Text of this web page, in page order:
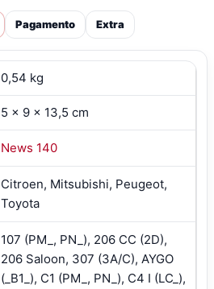
Pagamento Extra
0,54 kg
5 × 9 × 13,5 cm
News 140
Citroen, Mitsubishi, Peugeot,
Toyota
107 (PM_, PN_), 206 CC (2D),
206 Saloon, 307 (3A/C), AYGO
(_B1_), C1 (PM_, PN_), C4 I (LC_),